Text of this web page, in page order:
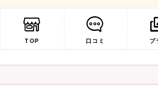
TOP 口コミ プ